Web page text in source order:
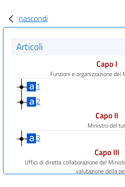
nascondi
Articoli
Capo I
Funzioni e organizzazione
1
2
Capo II
Ministro del
3
Capo III
Uffici di diretta collaborazione del
valutazione della